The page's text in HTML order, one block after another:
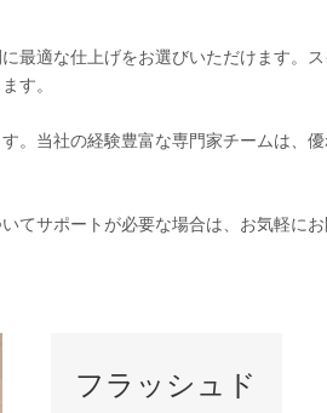
適な仕上げをお選びいただけます。
す。
当社の経験豊富な専門家チームは、
サポートが必要な場合は、お気軽に
フラッシュド